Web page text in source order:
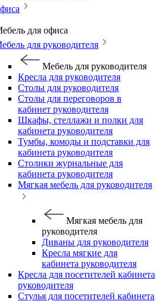
для офиса
для руководителя
Мебель для руководителя
Кресла для руководителя
Столы для руководителя
Столы для переговоров в
кабинет руководителя
Шкафы, стеллажи и полки для
кабинета руководителя
Тумбы, комоды и подставки для
кабинета руководителя
Столики журнальные для
кабинета руководителя
Мягкая мебель для руководителя
Мягкая мебель для
руководителя
Диваны для руководителя
Кресла мягкие для
кабинета руководителя
Кресла для посетителей кабинета
руководителя
Стулья для посетителей кабинета